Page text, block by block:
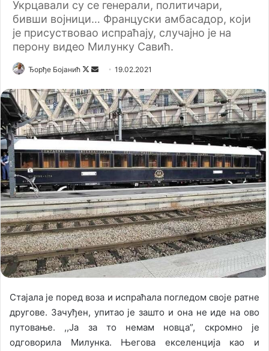
Укрцавали су се генерали, политичари,
бивши војници… Француски амбасадор, који
је присуствовао испраћају, случајно је на
перону видео Милунку Савић.
Ђорђе Бојанић
F
l
l
o
w
o
n
X
n
d
a
n
e
m
a
i
l
19.02.2021
Стајала је поред воза и испраћала погледом своје ратне
другове. Зачуђен, упитао је зашто и она не иде на ово
путовање. ,,Ја за то немам новца”, скромно је
одговорила Милунка. Његова екселенција као и